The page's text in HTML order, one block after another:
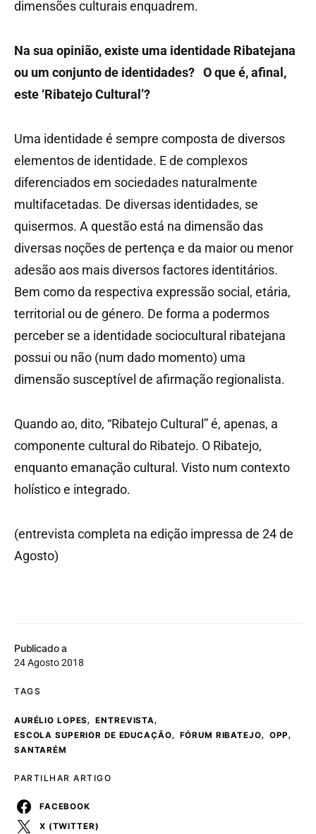
Publicado a
24 Agosto 2018
TAGS
AURÉLIO LOPES, ENTREVISTA,
ESCOLA SUPERIOR DE EDUCAÇÃO, FÓRUM RIBATEJO, OPP,
SANTARÉM
PARTILHAR ARTIGO
FACEBOOK
X (TWITTER)
dimensões culturais enquadrem.
Na sua opinião, existe uma identidade Ribatejana
ou um conjunto de identidades? O que é, afinal,
este ‘Ribatejo Cultural’?
Uma identidade é sempre composta de diversos
elementos de identidade. E de complexos
diferenciados em sociedades naturalmente
multifacetadas. De diversas identidades, se
quisermos. A questão está na dimensão das
diversas noções de pertença e da maior ou menor
adesão aos mais diversos factores identitários.
Bem como da respectiva expressão social, etária,
territorial ou de género. De forma a podermos
perceber se a identidade sociocultural ribatejana
possui ou não (num dado momento) uma
dimensão susceptível de afirmação regionalista.
Quando ao, dito, “Ribatejo Cultural” é, apenas, a
componente cultural do Ribatejo. O Ribatejo,
enquanto emanação cultural. Visto num contexto
holístico e integrado.
(entrevista completa na edição impressa de 24 de
Agosto)